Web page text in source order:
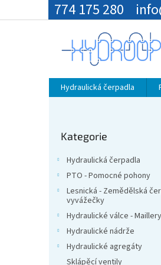
774 175 280
Hydraulická čerpadla
kategorie
Kategorie
Hydraulická čerpadla
PTO - Pomocné pohony
Lesnická - Zemědělská
vyvážečky
Hydraulické válce - Maillery
Hydraulické nádrže
Hydraulické agregáty
Sklápěcí ventily